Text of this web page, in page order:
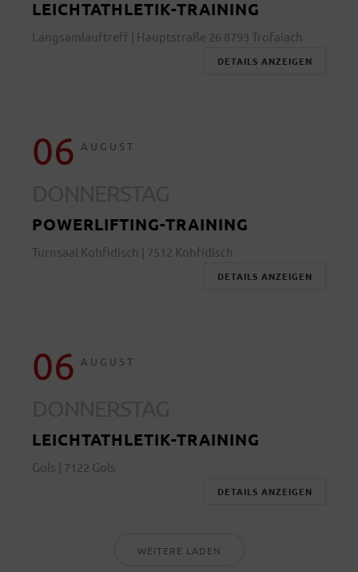
LEICHTATHLETIK-TRAINING
Langsamlauftreff | Hauptstraße 26 8793 Trofaiach
DETAILS ANZEIGEN
06 AUGUST
POWERLIFTING-TRAINING
Turnsaal Kohfidisch | 7512 Kohfidisch
DETAILS ANZEIGEN
06 AUGUST
LEICHTATHLETIK-TRAINING
Gols | 7122 Gols
DETAILS ANZEIGEN
WEITERE LADEN